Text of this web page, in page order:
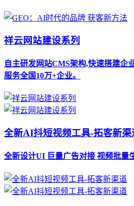
祥云网站建设系列
自主研发网站CMS架构,快速搭建企
服务全国10万+企业。
全新AI抖短视频工具-拓客新渠
全新设计UI 巨量广告对接 视频批量